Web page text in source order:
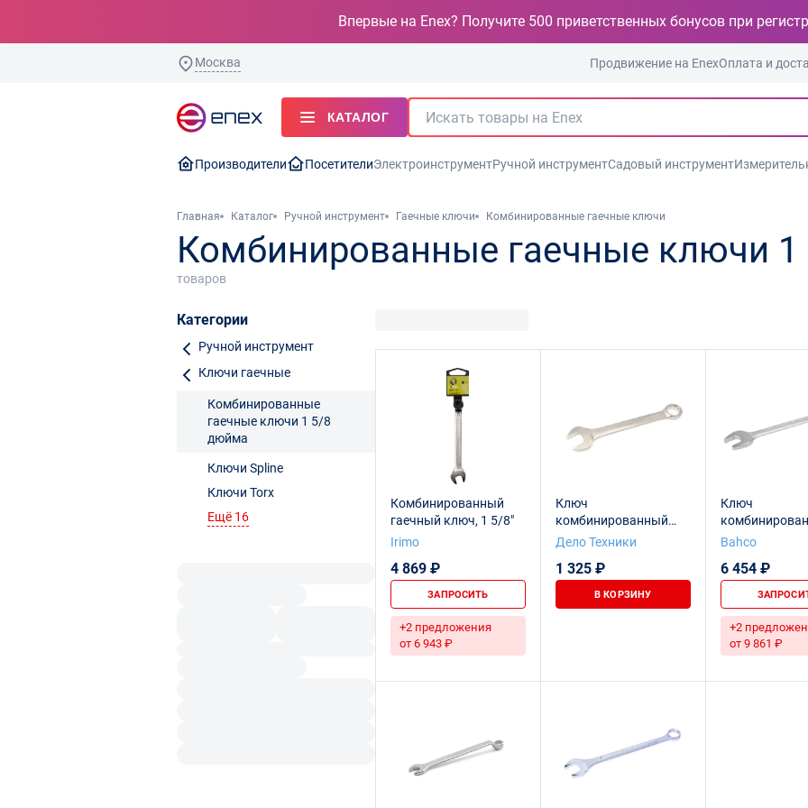
Впервые на Enex? Получите 500 приветственных бонусов при
Москва Продвижение на EnexОплата и
КАТАЛОГ
Производители ПосетителиЭлектроинструментРучной инструментСадовый инструмент
Главная Каталог Ручной инструмент Гаечные ключи Комбинированные гаечные ключи
Комбинированные гаечные ключи
товаров
Категории
Ручной инструмент
Ключи гаечные
Комбинированные
гаечные ключи 1 5/8
дюйма
Ключи Spline
Ключи Torx
Ещё 16
Комбинированный
гаечный ключ, 1 5/8"
Irimo
4 869 ₽
ЗАПРОСИТЬ
+2 предложения
от 6 943 ₽
Ключ
комбинированный
дюймовый 1-5/8"
Дело Техники
1 325 ₽
В КОРЗИНУ
Ключ
5/8",
Bahco
6 454 ₽
+2
от 9 861 ₽